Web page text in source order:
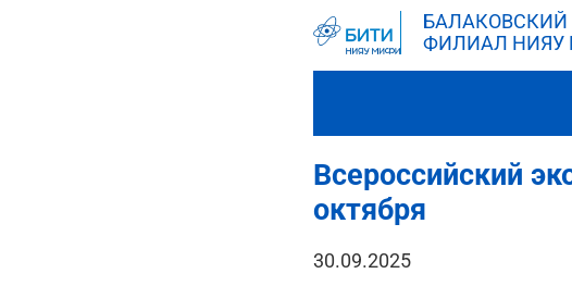
ФИЛИАЛ НИЯУ
Всероссийский
октября
30.09.2025